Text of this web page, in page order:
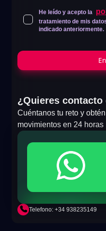
He leído y acepto la
tratamiento de mis
indicado anteriormente.
¿Quieres contacto
Cuéntanos tu reto y
movimientos en 24 horas
Telefono: +34 938235149